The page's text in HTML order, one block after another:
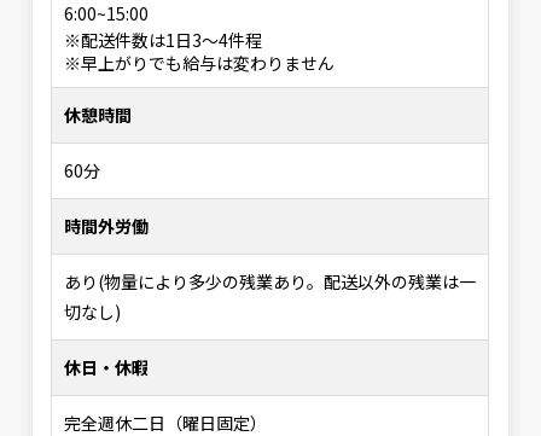
6:00~15:00
※配送件数は1日3〜4件程
※早上がりでも給与は変わりません
休憩時間
60分
時間外労働
あり(物量により多少の残業あり。配送以外の残業は一
切なし)
休日・休暇
完全週休二日（曜日固定）